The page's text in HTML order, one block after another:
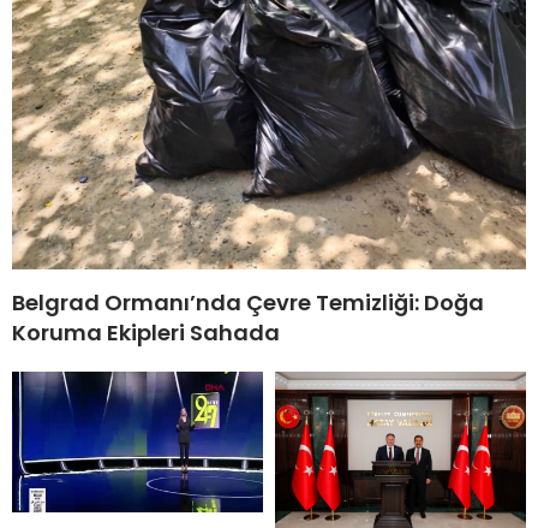
Belgrad Ormanı’nda Çevre Temizliği: Doğa
Koruma Ekipleri Sahada